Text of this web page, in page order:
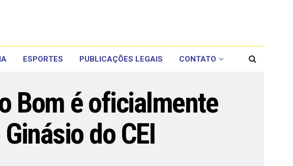
ESPORTES PUBLICAÇÕES LEGAIS CONTATO
Bom é oficialmente
do CEI